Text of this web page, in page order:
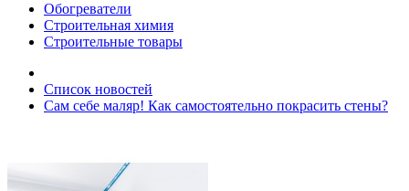
Обогреватели
Строительная химия
Строительные товары
Список новостей
Сам себе маляр! Как самостоятельно покрасить стены?